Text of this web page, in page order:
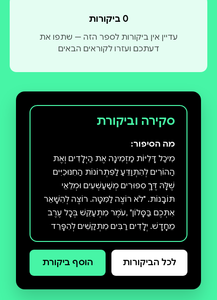
0 ביקורות
עדיין אין ביקורות לספר הזה — שתפו את
דעתכם ועזרו לקוראים הבאים
סקירה וביקורת
מה הסיפור:
מִיכַל דָּלִיּוֹת מַזְמִינָה אֶת הַיְּלָדִים וְאֶת
הַהוֹרִים לְהִתְוַדֵּעַ לַפִּתְרוֹנוֹת הַחִנּוּכִיִּים
שֶׁלָּהּ דֶּרֶךְ סִפּוּרִים מְשַׁעַשְׁעִים וּמְלֵאֵי
תּוֹבָנוֹת. "לֹא רוֹצֶה לַמִּטָּה. רוֹצֶה לְהִשָּׁאֵר
אִתְּכֶם בַּסָּלוֹן" ,עֹמֶר מִתְעַקֵּשׁ בְּכָל עֶרֶב
מֵחָדָשׁ. יְלָדִים רַבִּים מִתְקַשִּׁים לְהִפָּרֵד
לִפְנֵי שְׁנַת הַלַּיְלָה, וְהוֹרִים רַבִּים
מִתְיָאֲשִׁים מֵהַמַּאֲבָק שֶׁחוֹזֵר עֶרֶב עֶרֶב
וּמְאַפְשְׁרִים לָהֶם לְהֵרָדֵם בְּכָל מָקוֹם
לכל הביקורות הוסף ביקורת